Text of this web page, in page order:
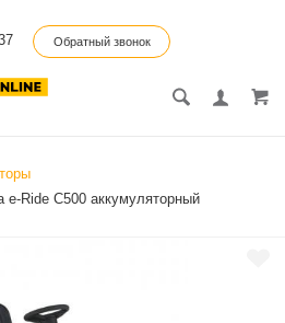
Обратный звонок
e-Ride C500 аккумуляторный